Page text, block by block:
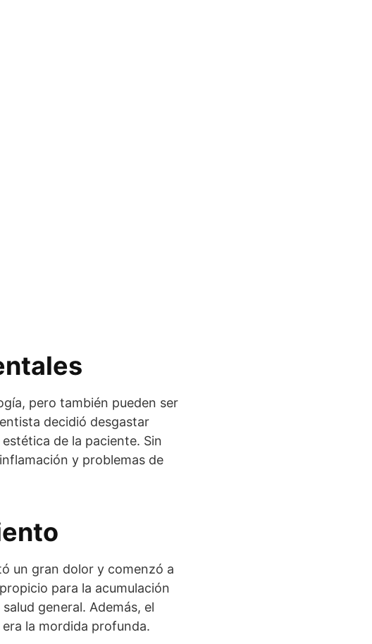
pero también pueden ser
decidió desgastar
de la paciente. Sin
y problemas de
un gran dolor y comenzó a
para la acumulación
general. Además, el
la mordida profunda.